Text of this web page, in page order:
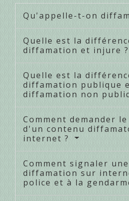
Qu'appelle-t-on
Quelle est la
diffamation et injure ?
Quelle est la
diffamation publique
diffamation non
Comment demander
d'un contenu
internet ?
Comment signaler une
diffamation sur
police et à la